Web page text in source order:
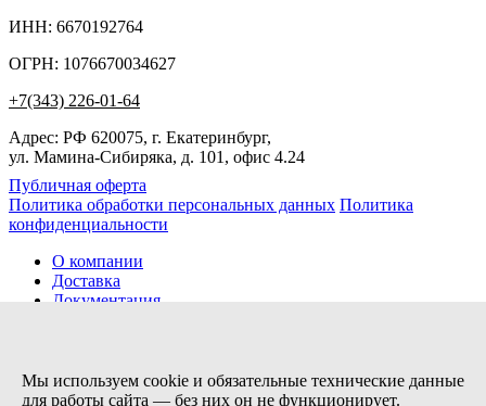
ИНН: 6670192764
ОГРН: 1076670034627
+7(343) 226-01-64
Адрес: РФ 620075, г. Екатеринбург,
ул. Мамина-Сибиряка, д. 101, офис 4.24
Публичная оферта
Политика обработки персональных данных Политика
конфиденциальности
О компании
Доставка
Документация
Контакты
Мы используем cookie и обязательные технические данные
для работы сайта — без них он не функционирует.